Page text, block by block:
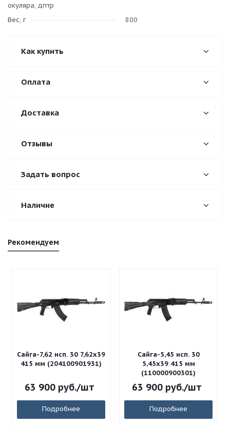
окуляра, дптр
Вес, г 800
Как купить
Оплата
Доставка
Отзывы
Задать вопрос
Наличие
Рекомендуем
Сайга-7,62 исп. 30 7,62x39
415 мм (204100901931)
63 900руб./шт
Подробнее
Сайга-5,45 исп. 30
5,45x39 415 мм
(110000900301)
63 900руб./шт
Подробнее